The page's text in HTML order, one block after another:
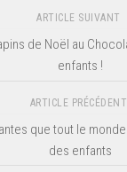
ARTICLE SUIVANT
de Noël au
enfants !
ARTICLE PRÉCÉDENT
que tout le
des enfants